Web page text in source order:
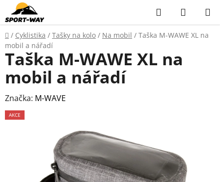
Přejít
na
obsah
Hledat
KOŠÍK
Domů
/ Cyklistika / Tašky na kolo / Na mobil / Taška M-WAWE XL na
mobil a nářadí
Taška M-WAWE XL na
mobil a nářadí
Značka: M-WAVE
AKCE